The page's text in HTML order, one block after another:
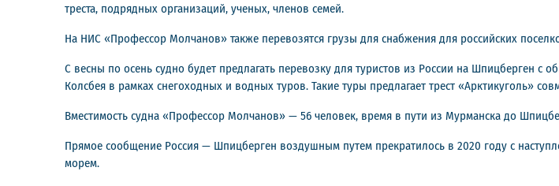
треста, подрядных организаций, ученых, членов семей.
На НИС «Профессор Молчанов» также перевозятся грузы для снабжения для российских
С весны по осень судно будет предлагать перевозку для туристов из России на Шпицберген
Колсбея в рамках снегоходных и водных туров. Такие туры предлагает трест «Арктикуголь»
Вместимость судна «Профессор Молчанов» — 56 человек, время в пути из Мурманска до
Прямое сообщение Россия — Шпицберген воздушным путем прекратилось в 2020 году с
морем.